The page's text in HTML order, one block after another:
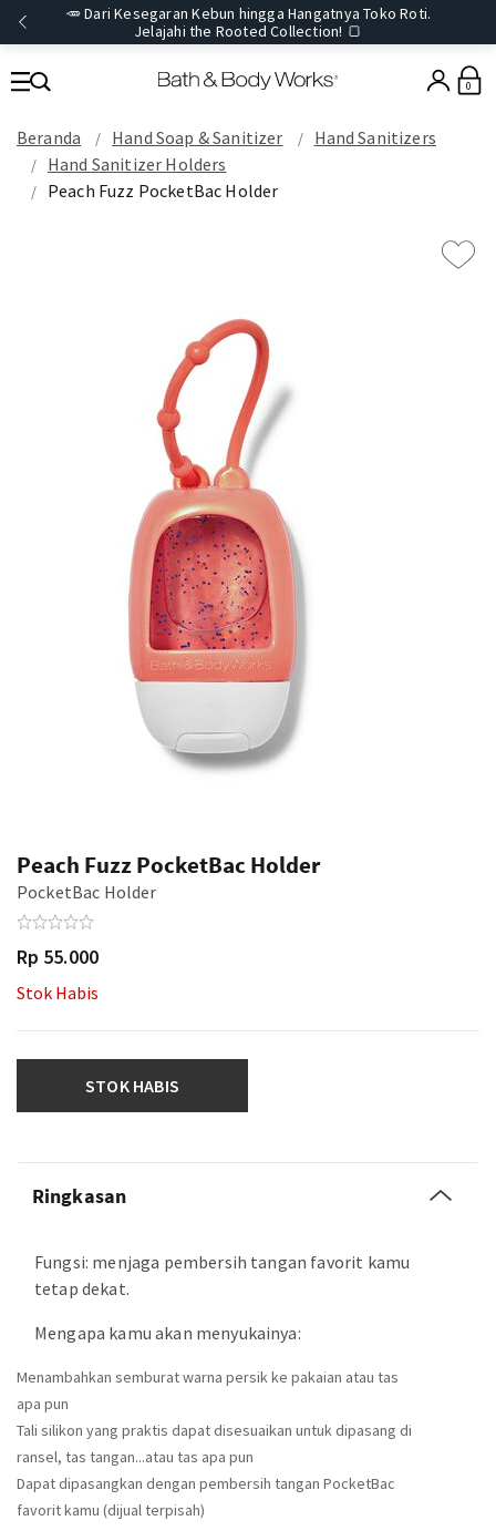
🥕 Dari Kesegaran Kebun hingga Hangatnya Toko Roti.
Jelajahi the Rooted Collection! 🍞
0
Beranda Hand Soap & Sanitizer
Hand Sanitizers
Hand Sanitizer Holders
Peach Fuzz PocketBac Holder
Peach Fuzz PocketBac Holder
PocketBac Holder
Rp 55.000
Stok Habis
STOK HABIS
Ringkasan
Fungsi: menjaga pembersih tangan favorit kamu
tetap dekat.
Mengapa kamu akan menyukainya:
Menambahkan semburat warna persik ke pakaian atau tas
apa pun
Tali silikon yang praktis dapat disesuaikan untuk dipasang di
ransel, tas tangan...atau tas apa pun
Dapat dipasangkan dengan pembersih tangan PocketBac
favorit kamu (dijual terpisah)